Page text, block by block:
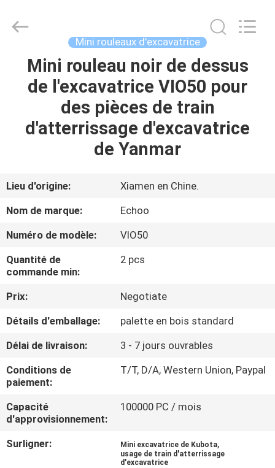
MAISON
PRODUITS
DE
NOUS
VISITE
D'USINE
CONTRÔLE
DE
QUALITÉ
NOUVELLES
DEMANDEZ
UNE
Corporation.
Mini rouleaux d'excavatrice
Mini rouleau noir de dessus
de l'excavatrice VIO50 pour
des pièces de train
d'atterrissage d'excavatrice
de Yanmar
Lieu d'origine:
Xiamen en Chine.
Nom de marque:
Echoo
Numéro de modèle:
VIO50
Quantité de
commande min:
2 pcs
Prix:
Negotiate
Détails d'emballage:
palette en bois standard
Délai de livraison:
3 - 7 jours ouvrables
Conditions de
paiement:
T/T, D/A, Western Union, Paypal
Capacité
d'approvisionnement:
100000 PC / mois
Surligner: Mini excavatrice de Kubota,
usage de train d'atterrissage
d'excavatrice